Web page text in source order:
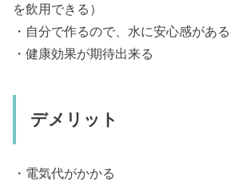
を飲用できる）
・自分で作るので、水に安心感がある
・健康効果が期待出来る
デメリット
・電気代がかかる